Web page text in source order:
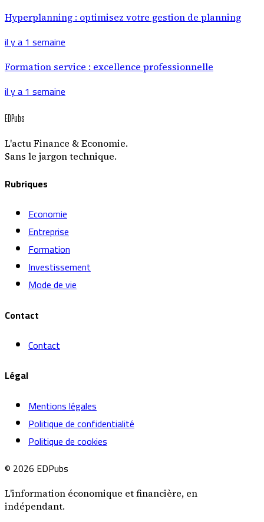
Hyperplanning : optimisez votre gestion de planning
il y a 1 semaine
Formation service : excellence professionnelle
il y a 1 semaine
EDPubs
L'actu Finance & Economie.
Sans le jargon technique.
Rubriques
Economie
Entreprise
Formation
Investissement
Mode de vie
Contact
Contact
Légal
Mentions légales
Politique de confidentialité
Politique de cookies
© 2026 EDPubs
L'information économique et financière, en
indépendant.